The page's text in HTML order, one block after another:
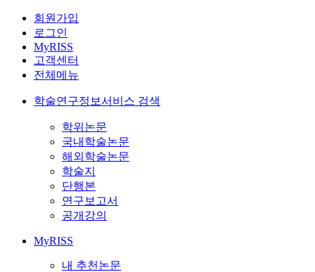
회원가입
로그인
MyRISS
고객센터
전체메뉴
학술연구정보서비스 검색
학위논문
국내학술논문
해외학술논문
학술지
단행본
연구보고서
공개강의
MyRISS
내 추천논문